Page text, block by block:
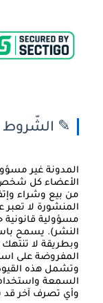
✎ الشّروط
المدونة غير
الأعضاء كل شخص
من بيع وشراء
المنشورة لا
مسؤولية
النشر). يسمح
وبطريقة لا تنتهك
المفروضة على
وتشمل هذه
السمعة واستخدام
وأي تصرف آخر قد